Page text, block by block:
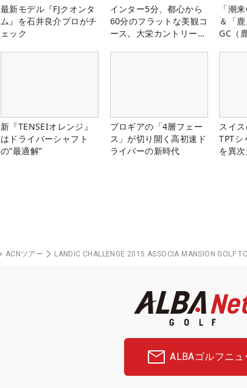
最新モデル『FJクオンタ
ム』を石井良介プロがチ
ェック
インター5分、都心から
60分のフラットな美観コ
ース。大栄カントリー俱
「潮
＆「
GC（
新『TENSEIオレンジ』
はドライバーシャフト
の“最適解”
プロギアの「4層フェー
ス」が切り開く高初速ド
ライバーの新時代
スイ
TPTシ
を異
ACNツアー LANDIC CHALLENGE 2015 ASSOCIA MANSION GOLF
ALBAゴルフニュ